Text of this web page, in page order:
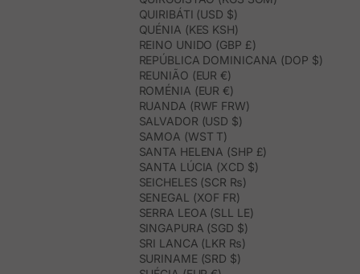
QUIRIBÁTI (USD $)
QUÉNIA (KES KSH)
REINO UNIDO (GBP £)
REPÚBLICA DOMINICANA (DOP $)
REUNIÃO (EUR €)
ROMÉNIA (EUR €)
RUANDA (RWF FRW)
SALVADOR (USD $)
SAMOA (WST T)
SANTA HELENA (SHP £)
SANTA LÚCIA (XCD $)
SEICHELES (SCR ₨)
SENEGAL (XOF FR)
SERRA LEOA (SLL LE)
SINGAPURA (SGD $)
SRI LANCA (LKR ₨)
SURINAME (SRD $)